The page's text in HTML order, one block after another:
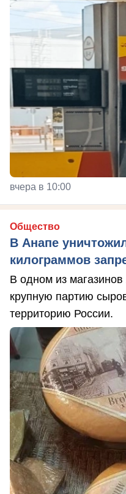
вчера в 10:00
Общество
В Анапе
килограммов
В одном из
крупную партию
территорию России.